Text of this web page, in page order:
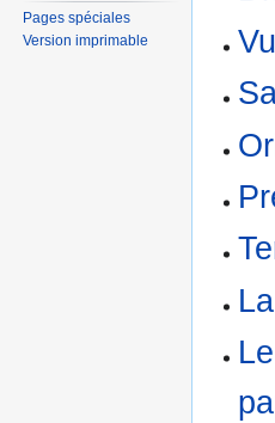
Pages spéciales
Version imprimable